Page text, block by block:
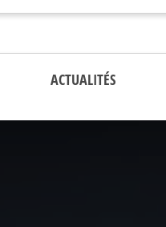
ACTUALITÉS